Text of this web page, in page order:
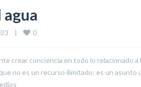
0
crear conciencia en todo lo relacionado
no es un recurso ilimitado; es un